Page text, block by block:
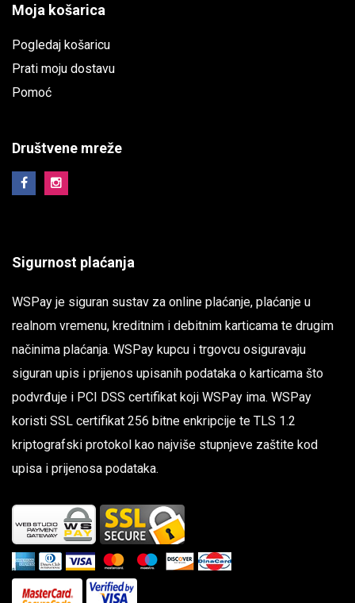
Moja košarica
Pogledaj košaricu
Prati moju dostavu
Pomoć
Društvene mreže
Sigurnost plaćanja
WSPay je siguran sustav za online plaćanje, plaćanje u
realnom vremenu, kreditnim i debitnim karticama te drugim
načinima plaćanja. WSPay kupcu i trgovcu osiguravaju
siguran upis i prijenos upisanih podataka o karticama što
podvrđuje i PCI DSS certifikat koji WSPay ima. WSPay
koristi SSL certifikat 256 bitne enkripcije te TLS 1.2
kriptografski protokol kao najviše stupnjeve zaštite kod
upisa i prijenosa podataka.